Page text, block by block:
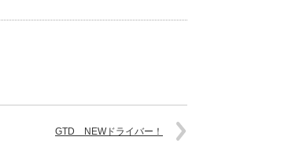
GTD NEWドライバー！